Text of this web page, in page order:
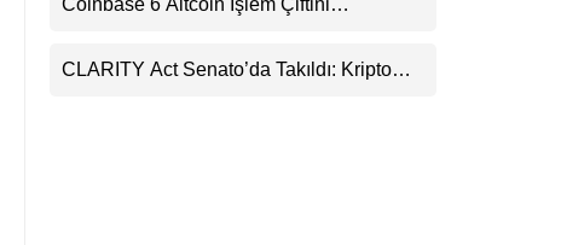
Telegram
Coinbase 6 Altcoin İşlem Çiftini
CLARITY Act Senato’da Takıldı: Kripto